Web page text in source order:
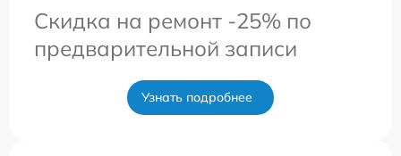
Скидка на ремонт -25% по
предварительной записи
Узнать подробнее